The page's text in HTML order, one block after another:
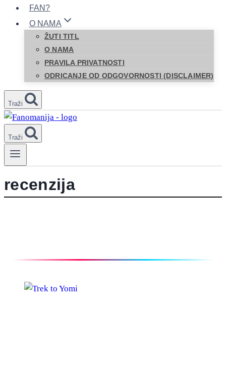
FAN?
O NAMA
ŽUTI TITL
O NAMA
PRAVILA PRIVATNOSTI
ODRICANJE OD ODGOVORNOSTI (DISCLAIMER)
Traži
Traži
recenzija